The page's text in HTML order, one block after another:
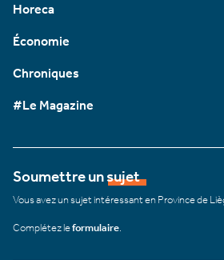
Horeca
Économie
Chroniques
#Le Magazine
Soumettre un sujet
Vous avez un sujet intéressant en Province de
Complétez leformulaire